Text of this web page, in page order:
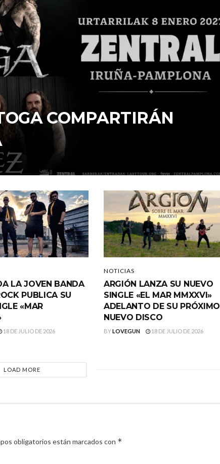
COMPARTIRÁN
LA JOVEN BANDA
PUBLICA SU
«MAR
18 DE JULIO DE 2026
NOTICIAS
ARGIÓN LANZA SU NUEVO
SINGLE «EL MAR MMXXVI»
ADELANTO DE SU PRÓXIMO
NUEVO DISCO
BYLOVEGUN 18 DE JULIO DE 2026
LOAD MORE
obligatorios están marcados con *